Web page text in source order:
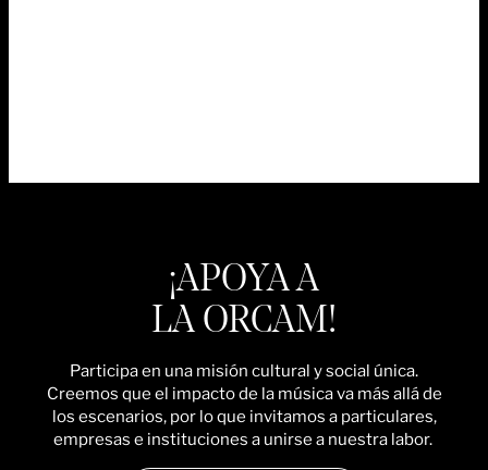
¡APOYA A
LA ORCAM!
Participa en una misión cultural y social única.
Creemos que el impacto de la música va más allá de
los escenarios, por lo que invitamos a particulares,
empresas e instituciones a unirse a nuestra labor.